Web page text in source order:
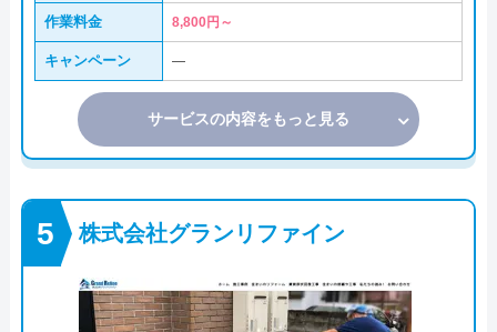
作業料金 8,800円～
キャンペーン ―
サービスの内容をもっと見る
株式会社グランリファイン